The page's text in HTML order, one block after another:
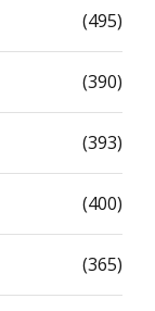
(495)
(390)
(393)
(400)
(365)